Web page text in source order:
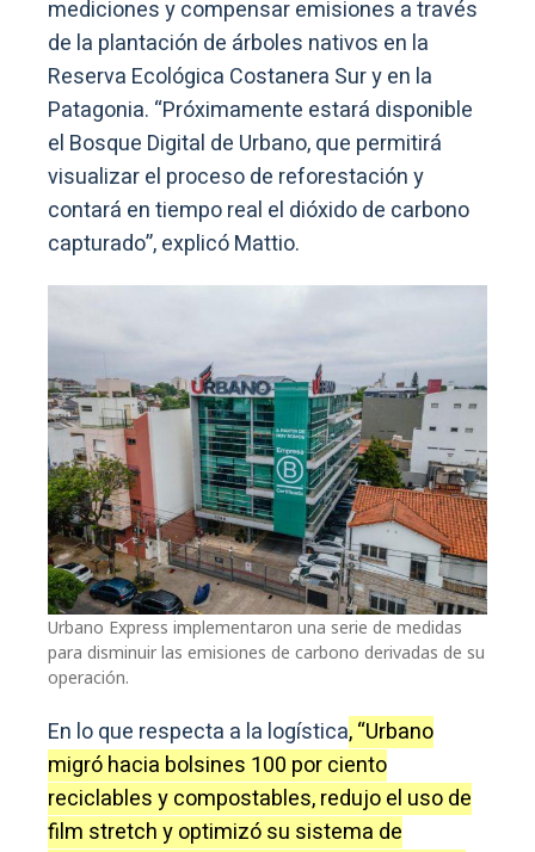
mediciones y compensar emisiones a través
de la plantación de árboles nativos en la
Reserva Ecológica Costanera Sur y en la
Patagonia. “Próximamente estará disponible
el Bosque Digital de Urbano, que permitirá
visualizar el proceso de reforestación y
contará en tiempo real el dióxido de carbono
capturado”, explicó Mattio.
Urbano Express implementaron una serie de medidas
para disminuir las emisiones de carbono derivadas de su
operación.
En lo que respecta a la logística, “Urbano
migró hacia bolsines 100 por ciento
reciclables y compostables, redujo el uso de
film stretch y optimizó su sistema de